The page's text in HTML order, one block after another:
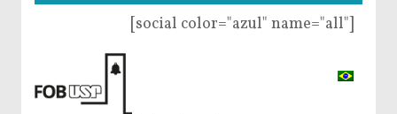
[social color="azul" name="all"]